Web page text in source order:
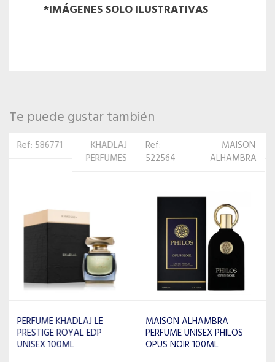
*IMÁGENES SOLO ILUSTRATIVAS
Te puede gustar también
Ref:
MAISON
ALHAMBRA
MAISON ALHAMBRA
PERFUME UNISEX PHILOS
OPUS NOIR 100ML
Ref: 587013
KHADLAJ
PERFUMES
PERFUME KHADLAJ
ATYAAB OUD AL LAYL EDP
UNISEX 100ML